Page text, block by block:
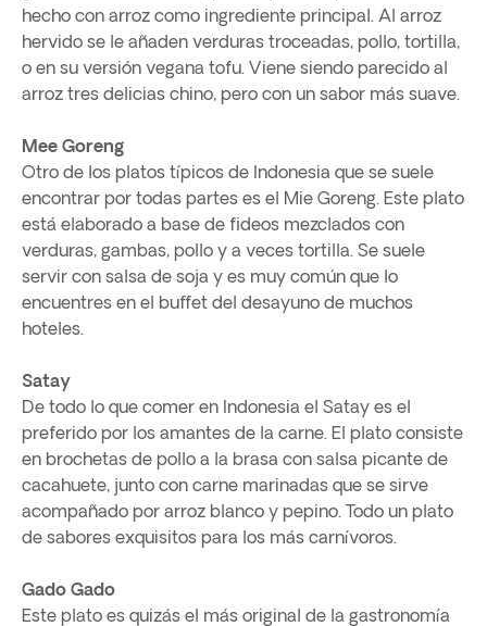
hecho con arroz como ingrediente principal. Al arroz
hervido se le añaden verduras troceadas, pollo, tortilla,
o en su versión vegana tofu. Viene siendo parecido al
arroz tres delicias chino, pero con un sabor más suave.
Mee Goreng
Otro de los platos típicos de Indonesia que se suele
encontrar por todas partes es el Mie Goreng. Este plato
está elaborado a base de fideos mezclados con
verduras, gambas, pollo y a veces tortilla. Se suele
servir con salsa de soja y es muy común que lo
encuentres en el buffet del desayuno de muchos
hoteles.
Satay
De todo lo que comer en Indonesia el Satay es el
preferido por los amantes de la carne. El plato consiste
en brochetas de pollo a la brasa con salsa picante de
cacahuete, junto con carne marinadas que se sirve
acompañado por arroz blanco y pepino. Todo un plato
de sabores exquisitos para los más carnívoros.
Gado Gado
Este plato es quizás el más original de la gastronomía